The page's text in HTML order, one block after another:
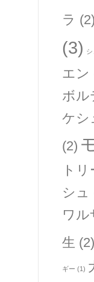
ラ (2)
(3) シ
エン
ボル
ケシ
(2)
トリ
シュ
ワル
生 (2)
ギー (1)